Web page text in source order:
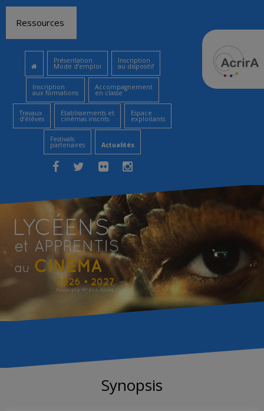
contenu
Ressources
Présentation
Mode d’emploi
Inscription
au dispositif
Inscription
aux formations
Accompagnement
en classe
Travaux
d’élèves
Etablissements et
cinémas inscrits
Espace
exploitants
Festivals
partenaires Actualités
Synopsis